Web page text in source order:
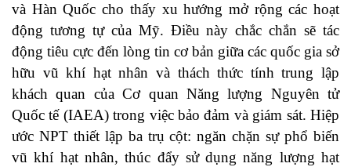
và Hàn Quốc cho thấy xu hướng mở rộng các hoạt
động tương tự của Mỹ. Điều này chắc chắn sẽ tác
động tiêu cực đến lòng tin cơ bản giữa các quốc gia sở
hữu vũ khí hạt nhân và thách thức tính trung lập
khách quan của Cơ quan Năng lượng Nguyên tử
Quốc tế (IAEA) trong việc bảo đảm và giám sát. Hiệp
ước NPT thiết lập ba trụ cột: ngăn chặn sự phổ biến
vũ khí hạt nhân, thúc đẩy sử dụng năng lượng hạt